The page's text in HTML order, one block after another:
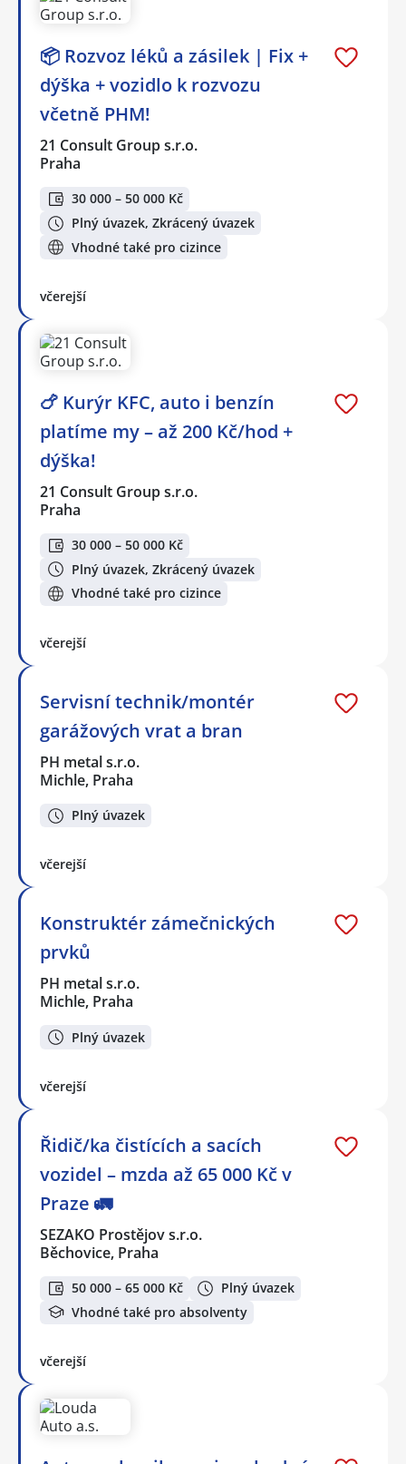
📦 Rozvoz léků a zásilek | Fix +
dýška + vozidlo k rozvozu
včetně PHM!
21 Consult Group s.r.o.
Praha
30 000 – 50 000 Kč
Plný úvazek, Zkrácený úvazek
Vhodné také pro cizince
včerejší
🍗 Kurýr KFC, auto i benzín
platíme my – až 200 Kč/hod +
dýška!
21 Consult Group s.r.o.
Praha
30 000 – 50 000 Kč
Plný úvazek, Zkrácený úvazek
Vhodné také pro cizince
včerejší
Servisní technik/montér
garážových vrat a bran
PH metal s.r.o.
Michle, Praha
Plný úvazek
včerejší
Konstruktér zámečnických
prvků
PH metal s.r.o.
Michle, Praha
Plný úvazek
včerejší
Řidič/ka čistících a sacích
vozidel – mzda až 65 000 Kč v
Praze 🚛
SEZAKO Prostějov s.r.o.
Běchovice, Praha
50 000 – 65 000 Kč
Plný úvazek
Vhodné také pro absolventy
včerejší